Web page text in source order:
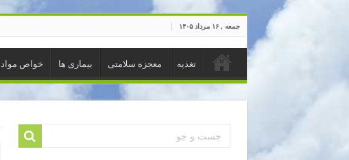
جمعه , ۱۶ مرداد ۱۴۰۵
تغذیه معجزه سلامتی بیماری ها خواص مواد